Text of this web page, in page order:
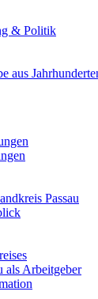
& Politik
aus
Passau
als Arbeitgeber